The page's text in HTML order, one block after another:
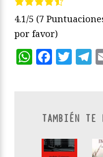
4.1/5 (7
por favor)
TAMBIÉN TE